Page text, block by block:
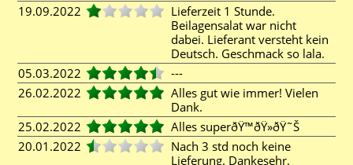
19.09.2022
Lieferzeit 1 Stunde.
Beilagensalat war nicht
dabei. Lieferant versteht kein
Deutsch. Geschmack so lala.
05.03.2022
---
26.02.2022
Alles gut wie immer! Vielen
Dank.
25.02.2022
Alles superðŸ™ðŸ»ðŸ˜Š
20.01.2022
Nach 3 std noch keine
Lieferung. Dankesehr.